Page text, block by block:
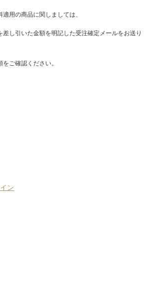
用の商品に関しましては、
差し引いた金額を明記した受注確定メールをお送り
ご確認ください。
ン